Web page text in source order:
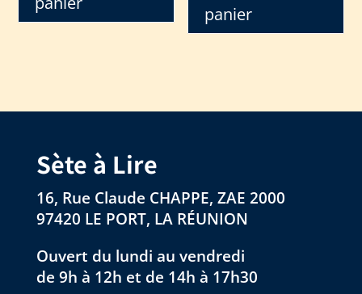
panier
Sète à Lire
16, Rue Claude CHAPPE, ZAE 2000
97420 LE PORT, LA RÉUNION
Ouvert du lundi au vendredi
de 9h à 12h et de 14h à 17h30